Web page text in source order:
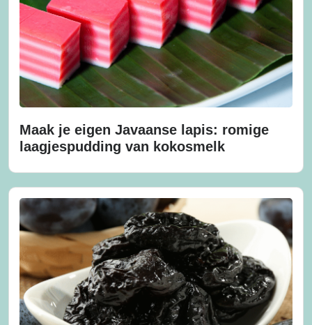
Maak je eigen Javaanse lapis: romige
laagjespudding van kokosmelk